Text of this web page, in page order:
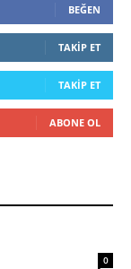
BEĞEN
TAKIP ET
TAKIP ET
ABONE OL
0